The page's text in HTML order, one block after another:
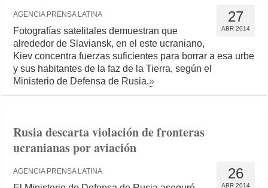
27
ABR 2014
AGENCIA PRENSA LATINA
Fotografías satelitales demuestran que
alrededor de Slaviansk, en el este ucraniano,
Kiev concentra fuerzas suficientes para borrar a esa urbe
y sus habitantes de la faz de la Tierra, según el
Ministerio de Defensa de Rusia.»
Rusia descarta violación de fronteras
ucranianas por aviación
26
ABR 2014
AGENCIA PRENSA LATINA